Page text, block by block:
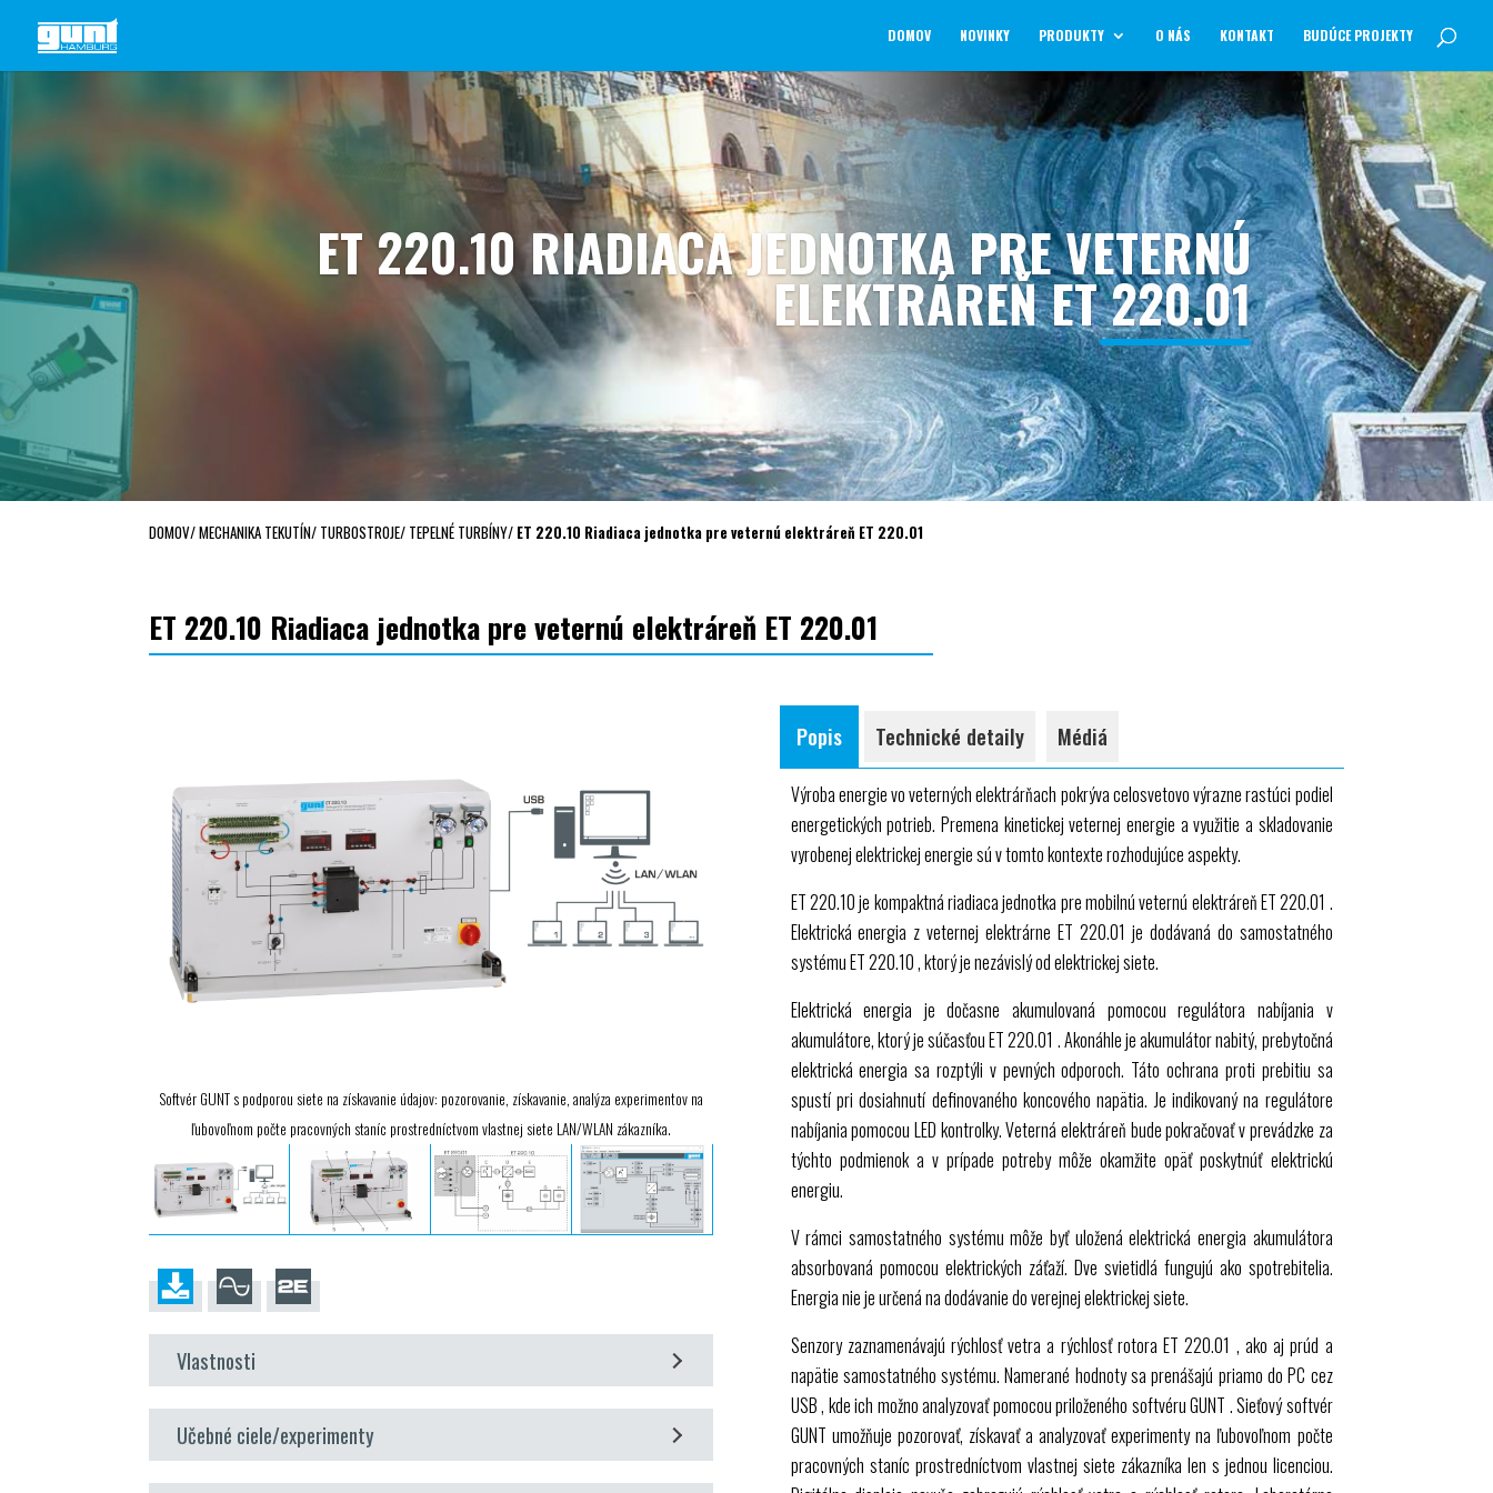
DOMOV NOVINKY PRODUKTY O NÁS KONTAKT BUDÚCE PROJEKTY
ET 220.10 RIADIACA JEDNOTKA PRE VETERNÚ
ELEKTRÁREŇ ET 220.01
DOMOV/MECHANIKA TEKUTÍN/ TURBOSTROJE/ TEPELNÉ TURBÍNY/ ET 220.10 Riadiaca jednotka pre veternú elektráreň ET 220.01
ET 220.10 Riadiaca jednotka pre veternú elektráreň ET 220.01
Softvér GUNT s podporou siete na získavanie údajov: pozorovanie, získavanie, analýza experimentov na
ľubovoľnom počte pracovných staníc prostredníctvom vlastnej siete LAN/WLAN zákazníka.
Vlastnosti
využitie veternej energie v samostatnej prevádzke za reálnych
poveternostných podmienok
kompaktná riadiaca jednotka s regulátorom nabíjania a elektrickými
Učebné ciele/experimenty
v kombinácii s veternou elektrárňouET 220.01:
Popis Technické detaily Médiá
Výroba energie vo veterných elektrárňach pokrýva celosvetovo výrazne rastúci podiel
energetických potrieb. Premena kinetickej veternej energie a využitie a skladovanie
vyrobenej elektrickej energie sú v tomto kontexte rozhodujúce aspekty.
ET 220.10je kompaktná riadiaca jednotka pre mobilnú veternú elektráreňET 220.01 .
Elektrická energia z veternej elektrárneET 220.01 je dodávaná do samostatného
systémuET 220.10, ktorý je nezávislý od elektrickej siete.
Elektrická energia je dočasne akumulovaná pomocou regulátora nabíjania v
akumulátore, ktorý je súčasťouET 220.01 . Akonáhle je akumulátor nabitý, prebytočná
elektrická energia sa rozptýli v pevných odporoch. Táto ochrana proti prebitiu sa
spustí pri dosiahnutí definovaného koncového napätia. Je indikovaný na regulátore
nabíjania pomocou LED kontrolky. Veterná elektráreň bude pokračovať v prevádzke za
týchto podmienok a v prípade potreby môže okamžite opäť poskytnúť elektrickú
energiu.
V rámci samostatného systému môže byť uložená elektrická energia akumulátora
absorbovaná pomocou elektrických záťaží. Dve svietidlá fungujú ako spotrebitelia.
Energia nie je určená na dodávanie do verejnej elektrickej siete.
Senzory zaznamenávajú rýchlosť vetra a rýchlosť rotoraET 220.01 , ako aj prúd a
napätie samostatného systému. Namerané hodnoty sa prenášajú priamo do PC cez
USB, kde ich možno analyzovať pomocou priloženého softvéruGUNT . Sieťový softvér
GUNT umožňuje pozorovať, získavať a analyzovať experimenty na ľubovoľnom počte
pracovných staníc prostredníctvom vlastnej siete zákazníka len s jednou licenciou.